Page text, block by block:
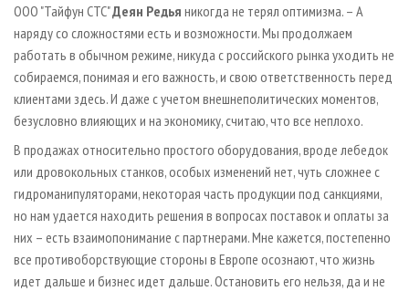
ООО "Тайфун СТС"Деян Редья никогда не терял оптимизма. – А
наряду со сложностями есть и возможности. Мы продолжаем
работать в обычном режиме, никуда с российского рынка уходить не
собираемся, понимая и его важность, и свою ответственность перед
клиентами здесь. И даже с учетом внешнеполитических моментов,
безусловно влияющих и на экономику, считаю, что все неплохо.
В продажах относительно простого оборудования, вроде лебедок
или дровокольных станков, особых изменений нет, чуть сложнее с
гидроманипуляторами, некоторая часть продукции под санкциями,
но нам удается находить решения в вопросах поставок и оплаты за
них – есть взаимопонимание с партнерами. Мне кажется, постепенно
все противоборствующие стороны в Европе осознают, что жизнь
идет дальше и бизнес идет дальше. Остановить его нельзя, да и не